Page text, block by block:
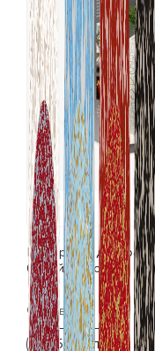
и эмали
Набор для декора
белый+золото
Фасовка:
2х520 мл